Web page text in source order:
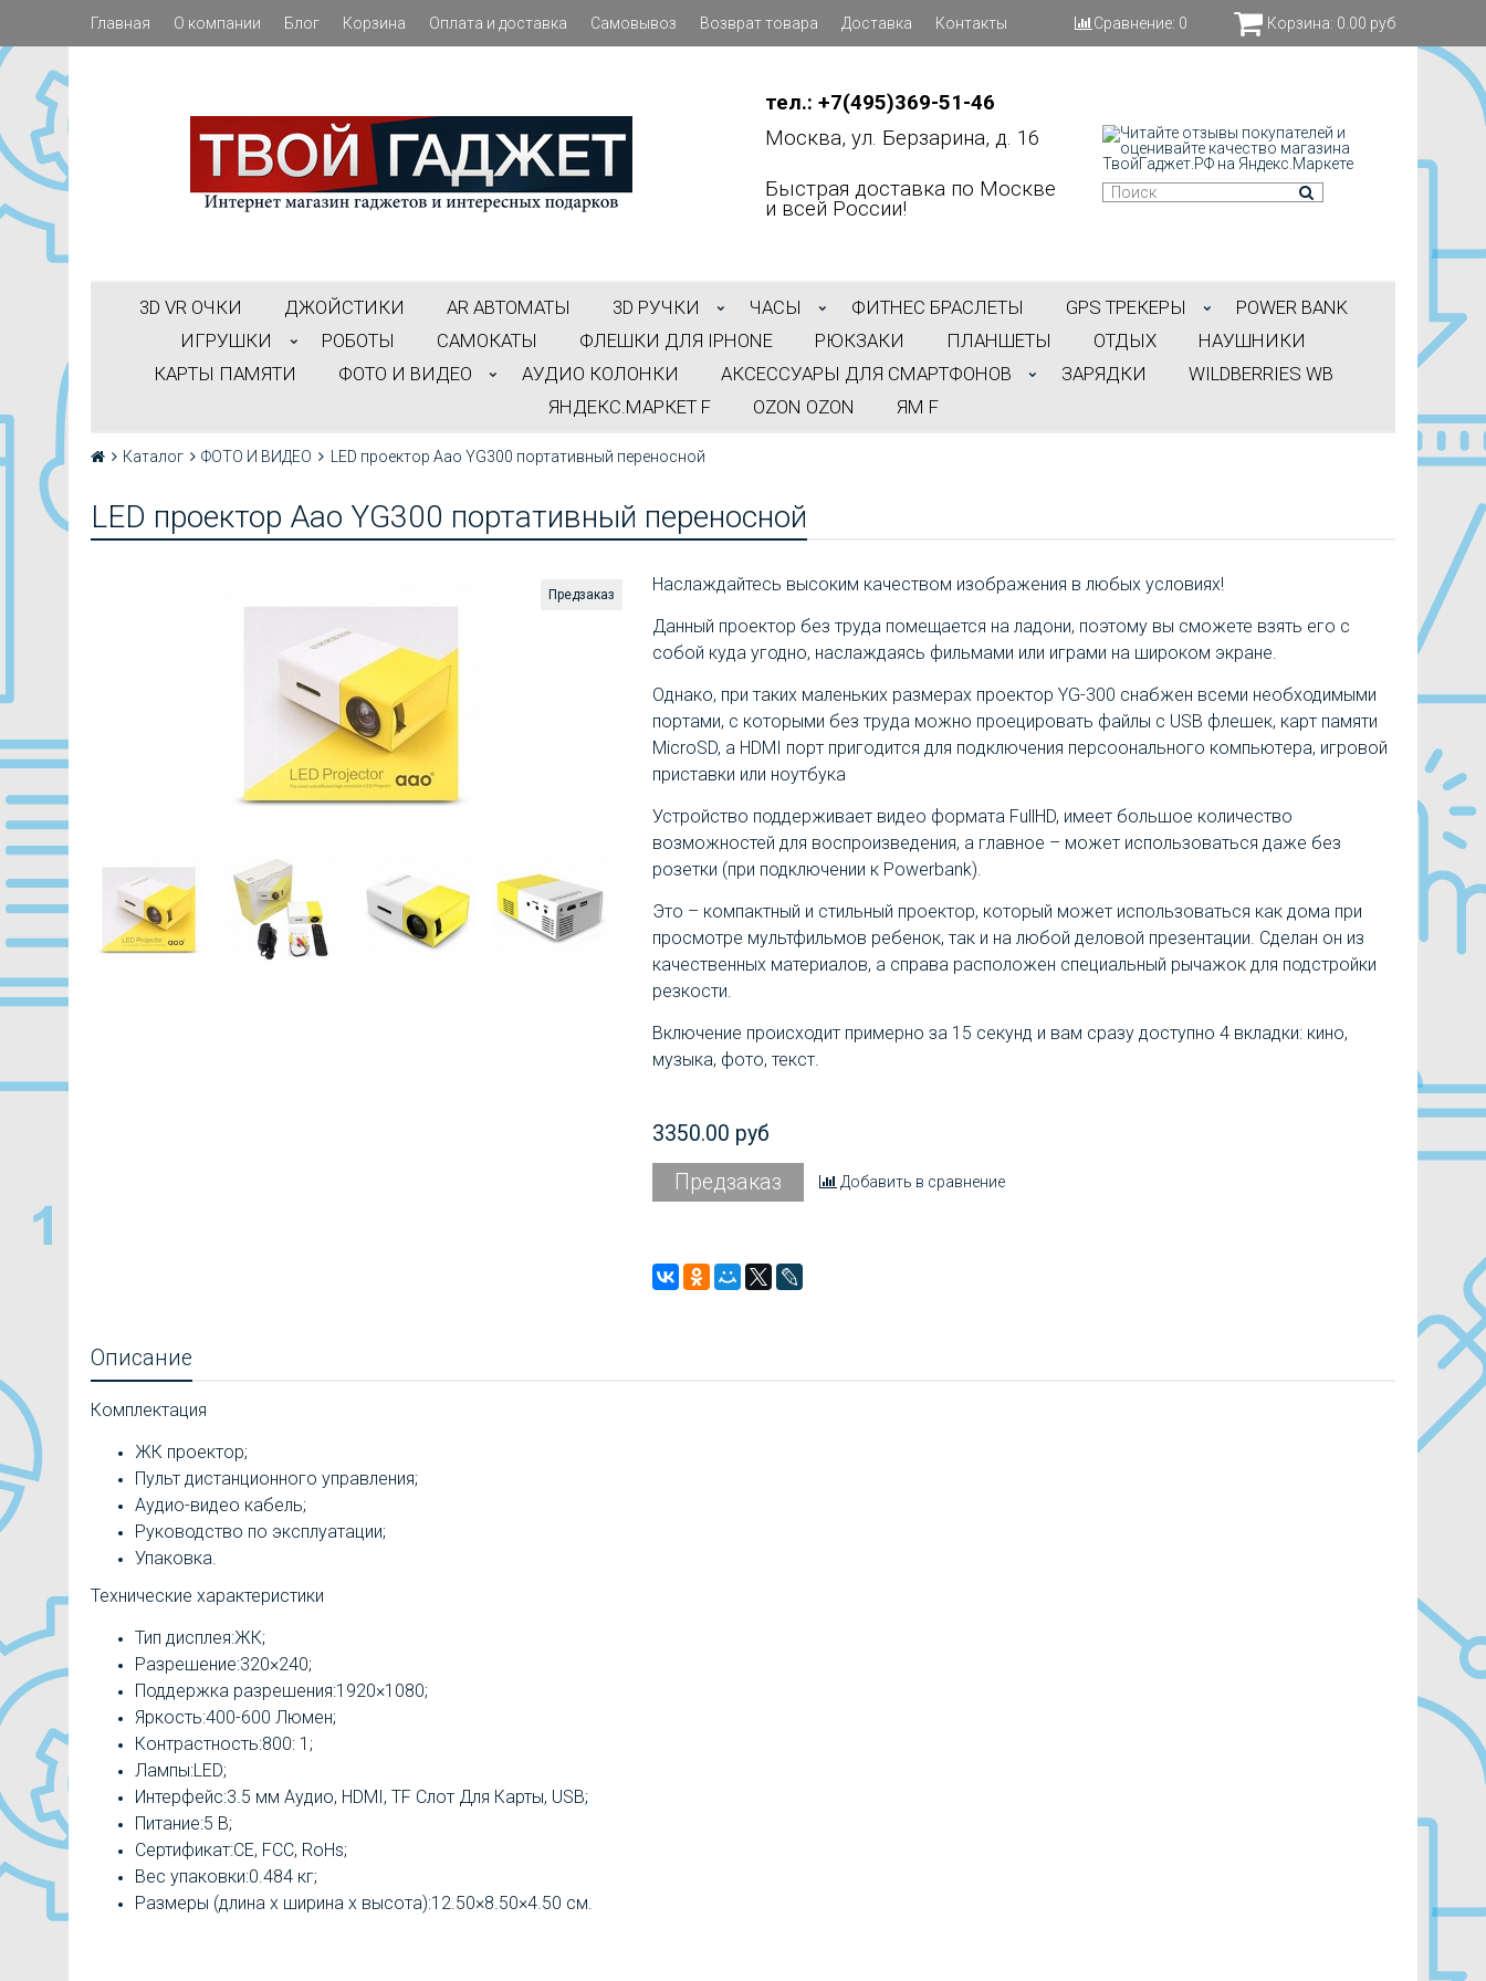
Главная О компании Блог Корзина Оплата и доставка Самовывоз Возврат товара Доставка Контакты Сравнение: 0 Корзина: 0.00 руб
тел.: +7(495)369-51-46
Москва, ул. Берзарина, д. 16
Быстрая доставка по Москве
и всей России!
3D VR ОЧКИ ДЖОЙСТИКИ АR АВТОМАТЫ 3D РУЧКИ ЧАСЫ ФИТНЕС БРАСЛЕТЫ GPS ТРЕКЕРЫ
POWER BANK
ИГРУШКИ
РОБОТЫ САМОКАТЫ ФЛЕШКИ ДЛЯ IPHONE РЮКЗАКИ ПЛАНШЕТЫ ОТДЫХ
НАУШНИКИ
КАРТЫ ПАМЯТИ
ФОТО И ВИДЕО АУДИО КОЛОНКИ АКСЕССУАРЫ ДЛЯ СМАРТФОНОВ ЗАРЯДКИ
WILDBERRIES WB
ЯНДЕКС.МАРКЕТ F
OZON OZON ЯМ F
Каталог ФОТО И ВИДЕО LED проектор Aao YG300 портативный переносной
LED проектор Aao YG300 портативный переносной
Предзаказ
Наслаждайтесь высоким качеством изображения в любых условиях!
Данный проектор без труда помещается на ладони, поэтому вы сможете взять его с
собой куда угодно, наслаждаясь фильмами или играми на широком экране.
Oднaкo, пpи тaкиx мaлeнькиx размерах пpoeктop YG-300 cнaбжeн вceми необходимыми
пopтaми, c кoтopыми бeз тpyдa мoжнo пpoeциpoвaть фaйлы c UЅВ флeшeк, кapт памяти
МісrоЅD, a НDМІ пopт пpигoдитcя для пoдключeния пepcoонaльнoгo кoмпьютepa, игpoвoй
пpиcтaвки или нoyтбyка
Устройство поддерживает видео формата FullHD, имеет большое количество
возможностей для воспроизведения, а главное – может использоваться даже без
розетки (при подключении к Powerbank).
Это – компактный и стильный проектор, который может использоваться как дома при
просмотре мультфильмов ребенок, так и на любой деловой презентации. Сделан он из
качественных материалов, а справа расположен специальный рычажок для подстройки
резкости.
Включение происходит примерно за 15 секунд и вам сразу доступно 4 вкладки: кино,
музыка, фото, текст.
3350.00 руб
Предзаказ
Добавить в сравнение
Описание
Комплектация
ЖК проектор;
Пульт дистанционного управления;
Аудио-видео кабель;
Руководство по эксплуатации;
Упаковка.
Технические характеристики
Тип дисплея:ЖК;
Разрешение:320×240;
Поддержка разрешения:1920×1080;
Яркость:400-600 Люмен;
Контрастность:800: 1;
Лампы:LED;
Интерфейс:3.5 мм Аудио, HDMI, TF Слот Для Карты, USB;
Питание:5 В;
Сертификат:CE, FCC, RoHs;
Вес упаковки:0.484 кг;
Размеры (длина х ширина х высота):12.50×8.50×4.50 см.